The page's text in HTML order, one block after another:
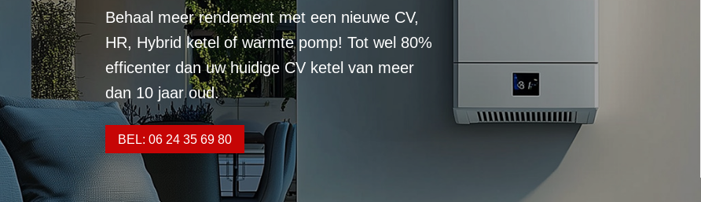
Behaal meer rendement met een nieuwe CV,
HR, Hybrid ketel of warmte pomp! Tot wel 80%
efficenter dan uw huidige CV ketel van meer
dan 10 jaar oud.
BEL: 06 24 35 69 80